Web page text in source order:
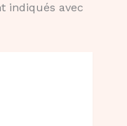
indiqués avec